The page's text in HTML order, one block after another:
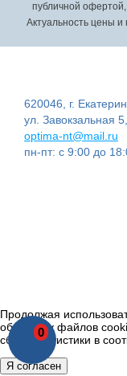
0
публичной
Актуальность цены
620046, г.
ул. Завокзальная
optima-nt@mail.ru
пн-пт: с 9:00 до
Продолжая
обработку файлов
сбора статистики в
Я согласен